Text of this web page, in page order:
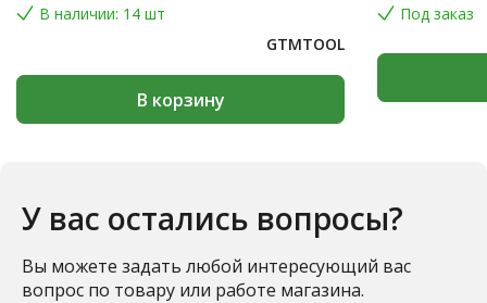
В наличии: 14 шт
GTMTOOL
В корзину
Под заказ
У вас остались вопросы?
Вы можете задать любой интересующий вас
вопрос по товару или работе магазина.